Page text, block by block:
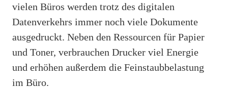
vielen Büros werden trotz des digitalen
Datenverkehrs immer noch viele Dokumente
ausgedruckt. Neben den Ressourcen für Papier
und Toner, verbrauchen Drucker viel Energie
und erhöhen außerdem die Feinstaubbelastung
im Büro.